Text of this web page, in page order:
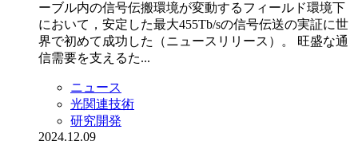
ーブル内の信号伝搬環境が変動するフィールド環境下
において，安定した最大455Tb/sの信号伝送の実証に世
界で初めて成功した（ニュースリリース）。 旺盛な通
信需要を支えるた...
ニュース
光関連技術
研究開発
2024.12.09